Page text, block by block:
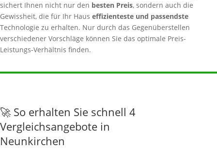
sichert Ihnen nicht nur den besten Preis, sondern auch die
Gewissheit, die für Ihr Haus effizienteste und passendste
Technologie zu erhalten. Nur durch das Gegenüberstellen
verschiedener Vorschläge können Sie das optimale Preis-
Leistungs-Verhältnis finden.
🚀 So erhalten Sie schnell 4
Vergleichsangebote in
Neunkirchen